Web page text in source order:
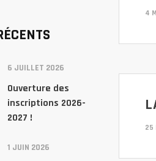
4
25
6 JUILLET 2026
Ouverture des
inscriptions 2026-
2027 !
1 JUIN 2026